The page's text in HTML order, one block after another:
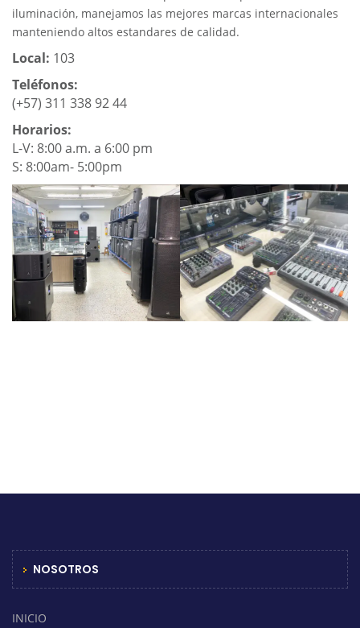
iluminación, manejamos las mejores marcas internacionales
manteniendo altos estandares de calidad.
Local: 103
Teléfonos:
(+57) 311 338 92 44
Horarios:
L-V: 8:00 a.m. a 6:00 pm
S: 8:00am- 5:00pm
NOSOTROS
INICIO